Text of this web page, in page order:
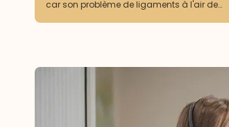
car son problème de ligaments à l'air de